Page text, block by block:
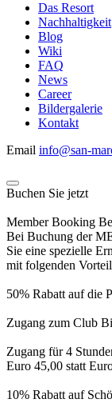
Das Resort
Nachhaltigkeit
Blog
Wiki
FAQ
News
Career
Bildergalerie
Kontakt
Email info@san-
Buchen Sie jetzt
Member Booking
Bei Buchung der
Sie eine spezielle
mit folgenden
50% Rabatt auf die
Zugang zum Club
Zugang für 4
Euro 45,00 statt
10% Rabatt auf